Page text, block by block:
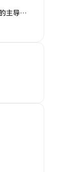
以太坊的链上激增是否挑战了比特币的主导地位？